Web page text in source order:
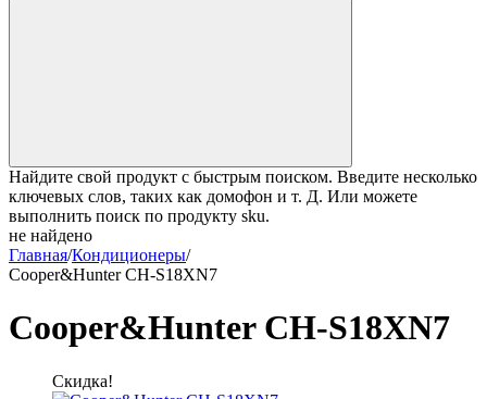
Найдите свой продукт с быстрым поиском. Введите несколько
ключевых слов, таких как домофон и т. Д. Или можете
выполнить поиск по продукту sku.
не найдено
Главная/Кондиционеры/
Cooper&Hunter CH-S18XN7
Cooper&Hunter CH-S18XN7
Скидка!